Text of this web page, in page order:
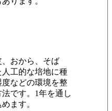
おから、そば
工的な培地に種
などの環境を整
です。1年を通し
ます。